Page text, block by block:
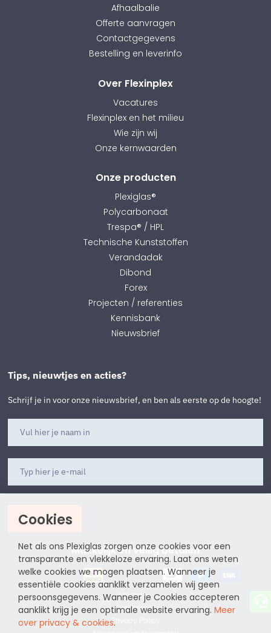
Cookies
Net als ons Plexiglas zorgen onze cookies voor een
transparante en vlekkeloze ervaring. Laat ons weten
welke cookies we mogen plaatsen. Wanneer je
essentiële cookies aanklikt verzamelen wij geen
persoonsgegevens. Wanneer je Cookies accepteren
aanklikt krijg je een optimale website ervaring. Meer
over privacy & cookies.
Afhaalbalie
Offerte aanvragen
Contactgegevens
Bestelling en leverinfo
Over Flexinplex
Vacatures
Flexinplex en het milieu
Wie zijn wij
Onze kernwaarden
Onze producten
Plexiglas®
Polycarbonaat
Trespa® / HPL
Technische Kunststoffen
Verandadak
Dibond
Forex
Projecten / referenties
Kennisbank
Nieuwsbrief
Tips, nieuwtjes en acties?
Schrijf je in voor onze nieuwsbrief, en ben als eerste op de hoogte!
Aanmelden
Makkelijk en veilig betalen
Sitemap
Disclaimer
Privacy Policy